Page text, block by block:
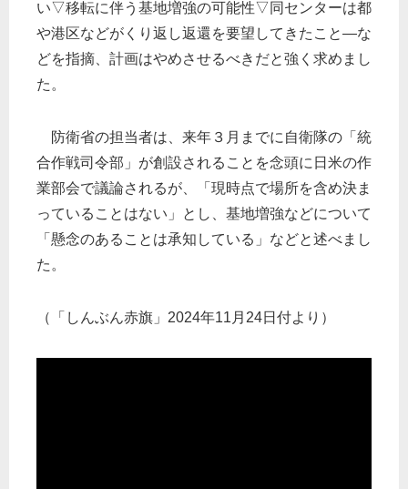
い▽移転に伴う基地増強の可能性▽同センターは都
や港区などがくり返し返還を要望してきたこと―な
どを指摘、計画はやめさせるべきだと強く求めまし
た。
防衛省の担当者は、来年３月までに自衛隊の「統
合作戦司令部」が創設されることを念頭に日米の作
業部会で議論されるが、「現時点で場所を含め決ま
っていることはない」とし、基地増強などについて
「懸念のあることは承知している」などと述べまし
た。
（「しんぶん赤旗」2024年11月24日付より）